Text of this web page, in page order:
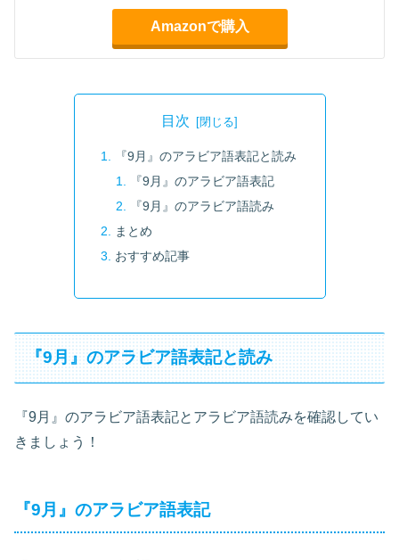
Amazonで購入
目次
『9月』のアラビア語表記と読み
『9月』のアラビア語表記
『9月』のアラビア語読み
まとめ
おすすめ記事
『9月』のアラビア語表記と読み
『9月』のアラビア語表記とアラビア語読みを確認してい
きましょう！
『9月』のアラビア語表記